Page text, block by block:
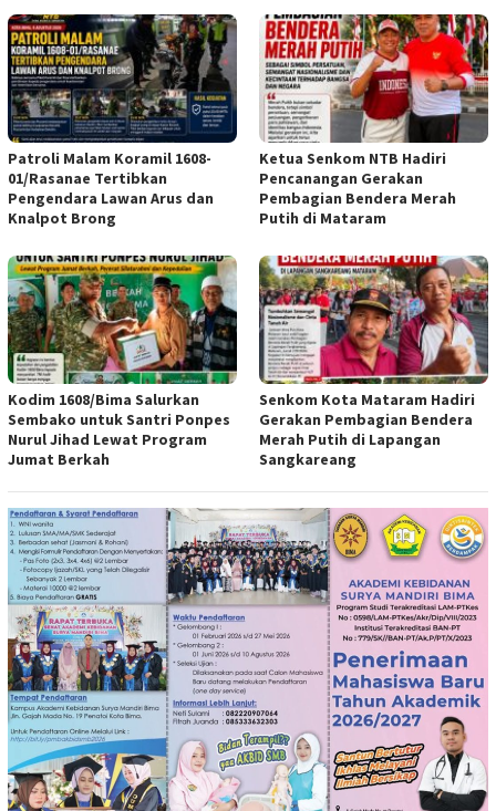
Patroli Malam Koramil 1608-
01/Rasanae Tertibkan
Pengendara Lawan Arus dan
Knalpot Brong
Ketua Senkom NTB Hadiri
Pencanangan Gerakan
Pembagian Bendera Merah
Putih di Mataram
Kodim 1608/Bima Salurkan
Sembako untuk Santri Ponpes
Nurul Jihad Lewat Program
Jumat Berkah
Senkom Kota Mataram Hadiri
Gerakan Pembagian Bendera
Merah Putih di Lapangan
Sangkareang